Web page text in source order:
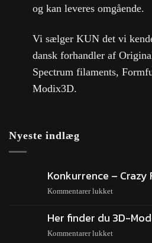
og kan leveres omgående.
Vi sælger KUN det vi
dansk forhandler af
Spectrum filaments,
Modix3D.
Nyeste indlæg
Konkurrence – Crazy
Kommentarer lukket
Her finder du 3D-
Kommentarer lukket